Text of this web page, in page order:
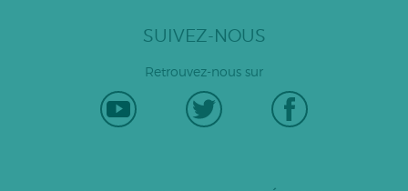
SUIVEZ-NOUS
Retrouvez-nous sur